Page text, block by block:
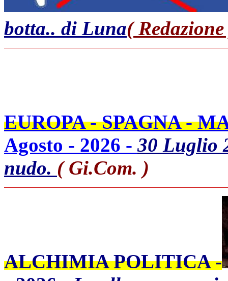
botta.. di Luna(
EUROPA - SPAGNA -
Agosto - 2026 -30 Luglio
nudo. ( Gi.Com. )
ALCHIMIA POLITICA -